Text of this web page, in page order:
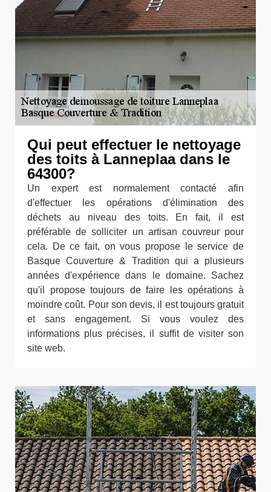
Qui peut effectuer le nettoyage
des toits à Lanneplaa dans le
64300?
Un expert est normalement contacté afin
d'effectuer les opérations d'élimination des
déchets au niveau des toits. En fait, il est
préférable de solliciter un artisan couvreur pour
cela. De ce fait, on vous propose le service de
Basque Couverture & Tradition qui a plusieurs
années d'expérience dans le domaine. Sachez
qu'il propose toujours de faire les opérations à
moindre coût. Pour son devis, il est toujours gratuit
et sans engagement. Si vous voulez des
informations plus précises, il suffit de visiter son
site web.